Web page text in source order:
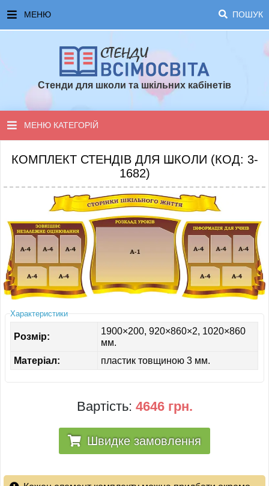
МЕНЮ ПОШУК
ЧАСТІ ЗАПИТАННЯ ТА ВІДПОВІДІ
ТОПОВІ ПРОПОЗИЦІЇ
Стенди для школи та шкільних кабінетів
МЕНЮ КАТЕГОРІЙ
СТЕНДИ ДЛЯ НУШ
СТЕНДИ ДЛЯ ПОЧАТКОВОЇ ШКОЛИ
СТЕНДИ ДЛЯ КАБІНЕТІВ
СТЕНДИ ДЛЯ ШКОЛИ
ІНШЕ
КОМПЛЕКТ СТЕНДІВ ДЛЯ ШКОЛИ (КОД: 3-
1682)
Характеристики
Розмір:
1900×200, 920×860×2, 1020×860
мм.
Матеріал:
пластик товщиною 3 мм.
Вартість: 4646 грн.
Швидке замовлення